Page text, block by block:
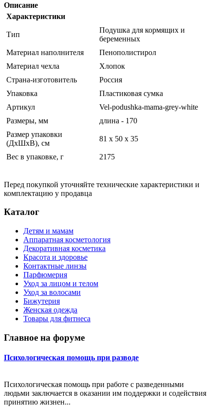
Описание
Характеристики
Тип
Подушка для кормящих и
беременных
Материал наполнителя
Пенополистирол
Материал чехла
Хлопок
Страна-изготовитель
Россия
Упаковка
Пластиковая сумка
Артикул
Vel-podushka-mama-grey-white
Размеры, мм
длина - 170
Размер упаковки
(ДхШхВ), см
81 x 50 x 35
Вес в упаковке, г 2175
Перед покупкой уточняйте технические характеристики и
комплектацию у продавца
Каталог
Детям и мамам
Аппаратная косметология
Декоративная косметика
Красота и здоровье
Контактные линзы
Парфюмерия
Уход за лицом и телом
Уход за волосами
Бижутерия
Женская одежда
Товары для фитнеса
Главное на форуме
Психологическая помощь при разводе
Психологическая помощь при работе с разведенными
людьми заключается в оказании им поддержки и содействия
принятию жизнен...